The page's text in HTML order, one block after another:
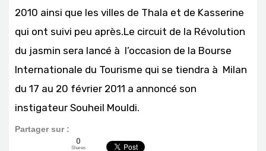
2010 ainsi que les villes de Thala et de Kasserine
qui ont suivi peu après.Le circuit de la Révolution
du jasmin sera lancé à l’occasion de la Bourse
Internationale du Tourisme qui se tiendra à Milan
du 17 au 20 février 2011 a annoncé son
instigateur Souheil Mouldi.
Partager sur :
0
Shares